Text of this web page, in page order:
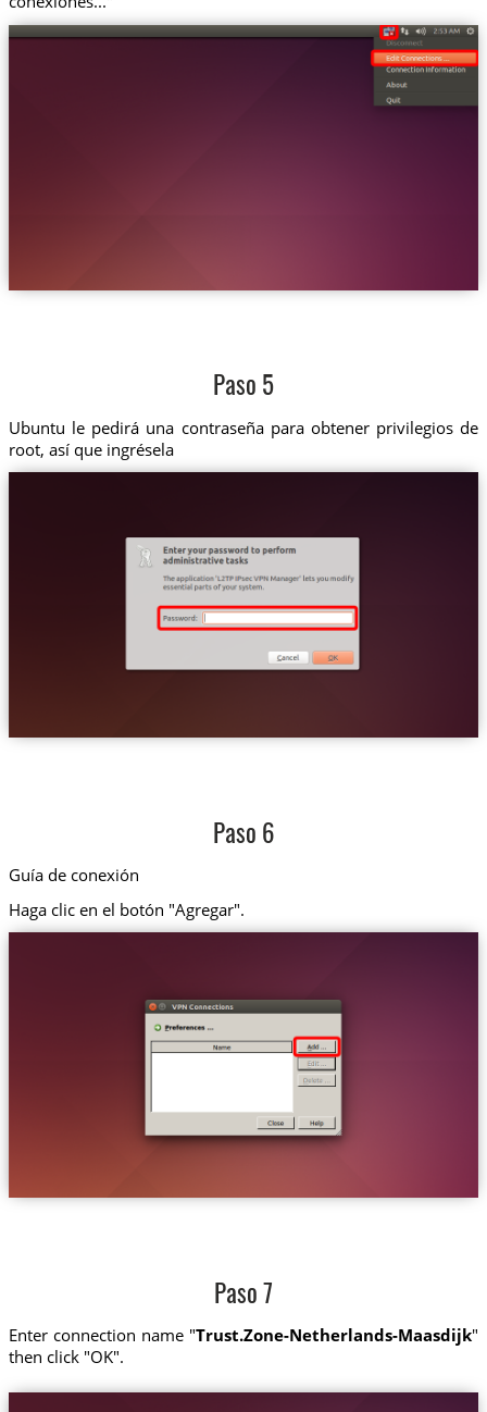
Paso 5
Ubuntu le pedirá una contraseña para obtener privilegios de
root, así que ingrésela
Paso 6
Guía de conexión
Haga clic en el botón "Agregar".
Paso 7
Enter connection name "Trust.Zone-Netherlands-Maasdijk"
then click "OK".